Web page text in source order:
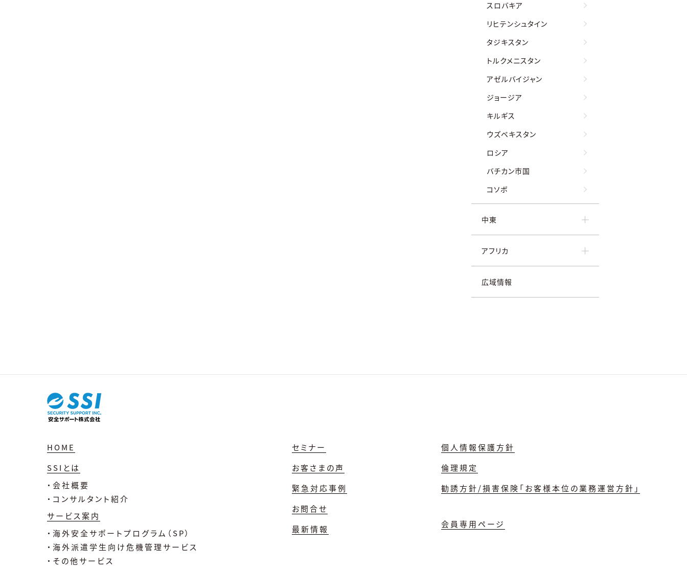
スロバキア
リヒテンシュタイン
タジキスタン
トルクメニスタン
アゼルバイジャン
ジョージア
キルギス
ウズベキスタン
ロシア
バチカン市国
コソボ
中東
アフリカ
広域情報
HOME
SSIとは
・会社概要
・コンサルタント紹介
サービス案内
・海外安全サポートプログラム（SP）
・海外派遣学生向け危機管理サービス
・その他サービス
セミナー
お客さまの声
緊急対応事例
お問合せ
最新情報
個人情報保護方針
倫理規定
勧誘方針/損害保険「お客様本位の業務運営方針」
会員専用ページ